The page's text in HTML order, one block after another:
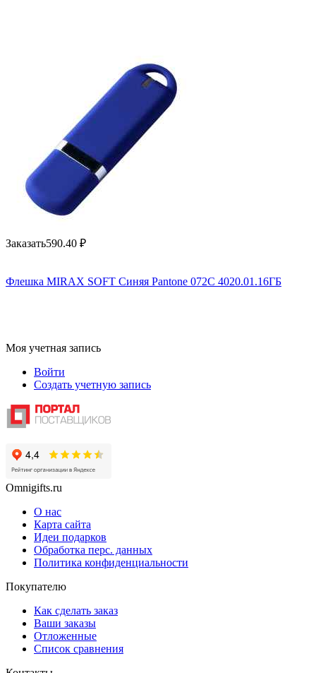
Заказать590.40 ₽
Флешка MIRAX SOFT Синяя Pantone 072C 4020.01.16ГБ
Моя учетная запись
Войти
Создать учетную запись
Omnigifts.ru
О нас
Карта сайта
Идеи подарков
Обработка перс. данных
Политика конфиденциальности
Покупателю
Как сделать заказ
Ваши заказы
Отложенные
Список сравнения